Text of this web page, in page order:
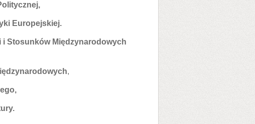
Europejskiej.
i Stosunków Międzynarodowych
,